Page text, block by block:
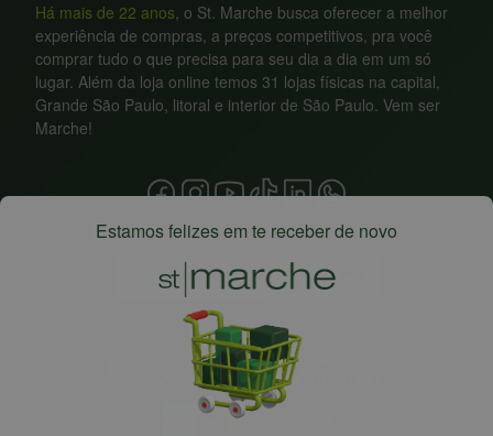
Há mais de 22 anos, o St. Marche busca oferecer a melhor
experiência de compras, a preços competitivos, pra você
comprar tudo o que precisa para seu dia a dia em um só
lugar. Além da loja online temos 31 lojas físicas na capital,
Grande São Paulo, litoral e interior de São Paulo. Vem ser
Marche!
Baixe nosso app
Estamos felizes em te receber de novo